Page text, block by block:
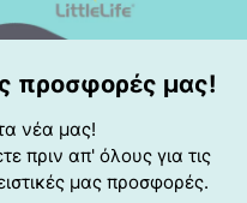
προσφορές μας!
νέα μας!
πριν απ' όλους για τις
μας προσφορές.